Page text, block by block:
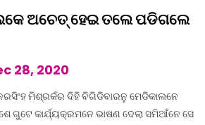
ଅଚେତ୍ ହେଇ ତଲେ ପଡିଗଲେ
28, 2020
ମିଶ୍ରକଁର ଦିହି ବିଗିଡିବାରନୁ ମେଡିକାଲନେ
ଗୁଟେ କାର୍ଯ୍ୟକ୍ରମନେ ଭାଷଣ ଦେଲା ସମିଆଁନେ ସେ